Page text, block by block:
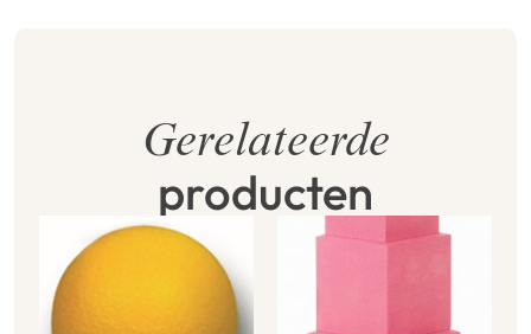
Gerelateerde
producten